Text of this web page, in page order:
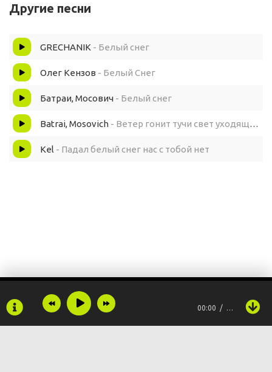
Другие песни
GRECHANIK - Белый снег
Олег Кензов - Белый Снег
Батраи, Мосович - Белый снег
Batrai, Mosovich - Ветер гонит тучи свет уходящего солнца
Kel - Падал белый снег нас с тобой нет
00:00